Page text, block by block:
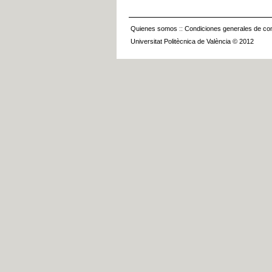
Quienes somos :: Condiciones generales de
Universitat Politècnica de València © 2012